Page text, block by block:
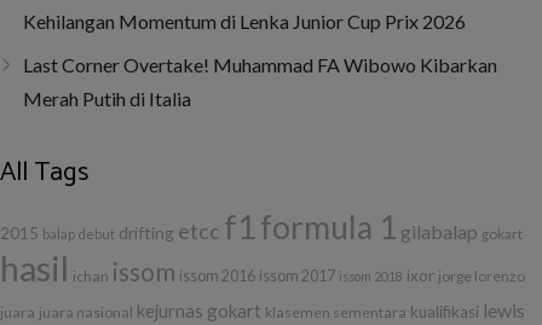
Kehilangan Momentum di Lenka Junior Cup Prix 2026
Last Corner Overtake! Muhammad FA Wibowo Kibarkan
Merah Putih di Italia
All Tags
2015 balap debut drifting etcc f1formula 1 gilabalap gokart
hasil ichan issom issom 2016 issom 2017 issom 2018 ixor jorge lorenzo
juara juara nasional kejurnas gokart klasemen sementara kualifikasi lewis